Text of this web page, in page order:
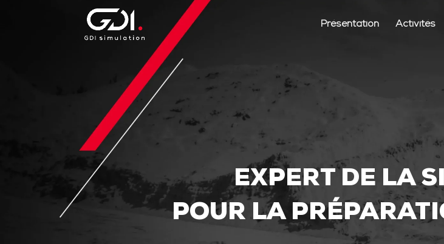
Présentation Activités
EXPERT DE LA
POUR LA